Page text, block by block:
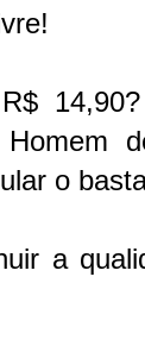
Homem
o
a